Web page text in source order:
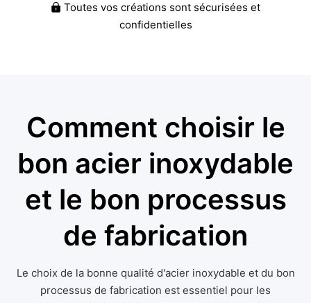
 Toutes vos créations sont sécurisées et
confidentielles
Comment choisir le
bon acier inoxydable
et le bon processus
de fabrication
Le choix de la bonne qualité d'acier inoxydable et du bon
processus de fabrication est essentiel pour les